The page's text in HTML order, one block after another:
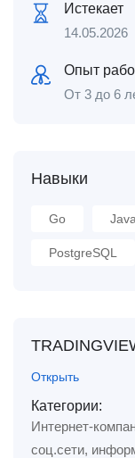
Истекает
14.05.2026
Опыт
От 3 до 6
Навыки
Go Java
PostgreSQL
Открыть
Категории:
Интернет-
соц.сети,